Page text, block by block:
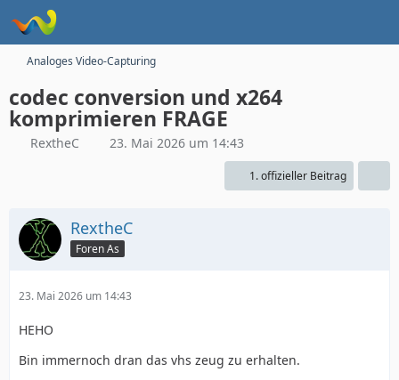
Analoges Video-Capturing
codec conversion und x264
komprimieren FRAGE
RextheC 23. Mai 2026 um 14:43
1. offizieller Beitrag
RextheC
Foren As
23. Mai 2026 um 14:43
HEHO
Bin immernoch dran das vhs zeug zu erhalten.